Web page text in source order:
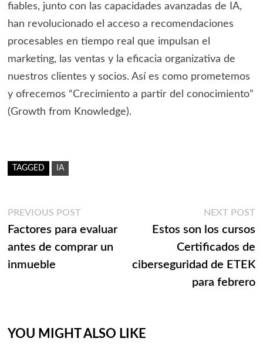
fiables, junto con las capacidades avanzadas de IA,
han revolucionado el acceso a recomendaciones
procesables en tiempo real que impulsan el
marketing, las ventas y la eficacia organizativa de
nuestros clientes y socios. Así es como prometemos
y ofrecemos “Crecimiento a partir del conocimiento”
(Growth from Knowledge).
TAGGED IA
Navegación
de
entradas
PREVIOUS POSTPrevious
post:
Factores para evaluar
antes de comprar un
inmueble
NEXT POST
Estos son los cursos
Certificados de
ciberseguridad de ETEK
para febrero
YOU MIGHT ALSO LIKE